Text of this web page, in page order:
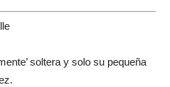
soltera y solo su pequeña